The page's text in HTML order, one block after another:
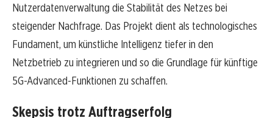
Nutzerdatenverwaltung die Stabilität des Netzes bei
steigender Nachfrage. Das Projekt dient als technologisches
Fundament, um künstliche Intelligenz tiefer in den
Netzbetrieb zu integrieren und so die Grundlage für künftige
5G-Advanced-Funktionen zu schaffen.
Skepsis trotz Auftragserfolg